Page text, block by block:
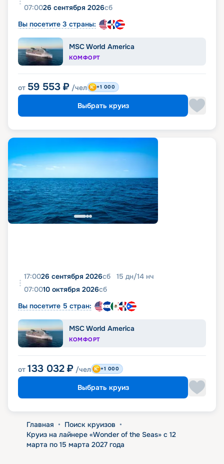
07:0026 сентября 2026сб
Вы посетите 3 страны:
MSC World America
КОМФОРТ
от 59 553 ₽ /чел +1 000
Выбрать круиз
17:0026 сентября 2026сб 15 дн/14 нч
07:0010 октября 2026сб
Вы посетите 5 стран:
MSC World America
КОМФОРТ
от 133 032 ₽ /чел +1 000
Выбрать круиз
Главная • Поиск круизов •
Круиз на лайнере «Wonder of the Seas» с 12
марта по 15 марта 2027 года